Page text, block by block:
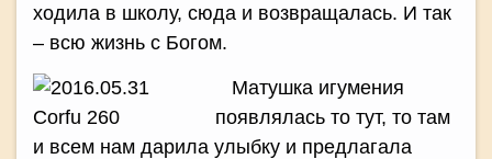
ходила в школу, сюда и возвращалась. И так
– всю жизнь с Богом.
Матушка игумения
появлялась то тут, то там
и всем нам дарила улыбку и предлагала